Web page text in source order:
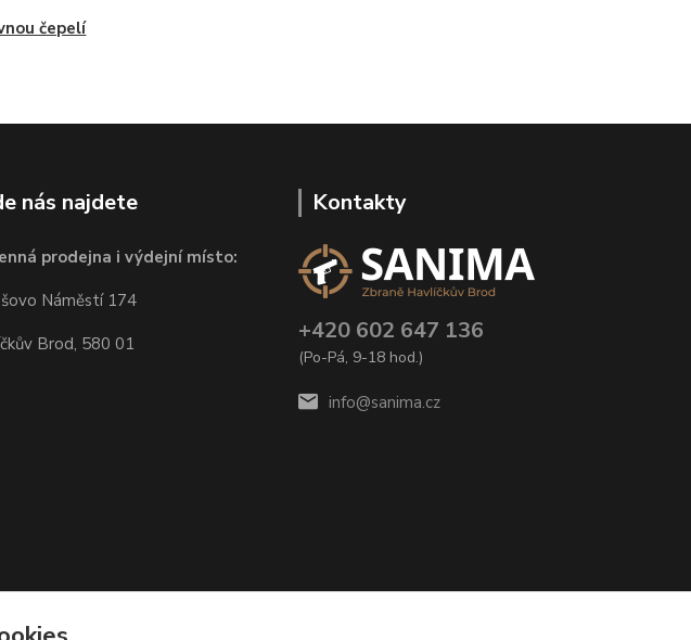
čepelí
nás najdete
prodejna i výdejní místo:
Náměstí 174
Brod, 580 01
Kontakty
+420 602 647 136
(Po-Pá, 9-18 hod.)
info@sanima.cz